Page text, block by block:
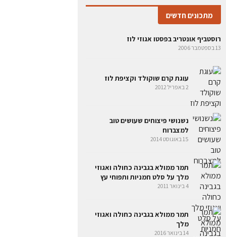
מתכונים חדשים
רוסטביף אונטריב בפסטו אגוזי לוז
13 בספטמבר 2006
עוגת קרם שוקולד וקציפת לוז
2 באפריל 2012
נשנושי פיצוחים שעושים טוב
למצברוח
15 באוגוסט 2014
תמר ממולא בגבינה כחולה ואגוזי
מלך על סלט חמניות ותפוחי עץ
4 בינואר 2011
תמר ממולא בגבינה כחולה ואגוזי
מלך
14 בינואר 2016